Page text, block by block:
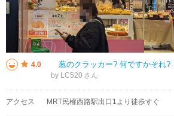
4.0
by LC520
アクセス MRT民權西路駅出口1より徒歩すぐ